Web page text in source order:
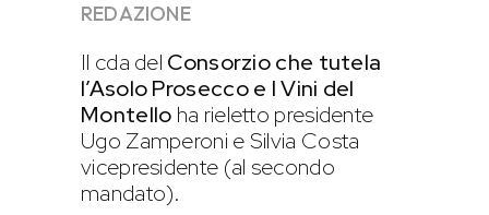
REDAZIONE
Il cda del Consorzio che tutela
l’Asolo Prosecco e I Vini del
Montello ha rieletto presidente
Ugo Zamperoni e Silvia Costa
vicepresidente (al secondo
mandato).